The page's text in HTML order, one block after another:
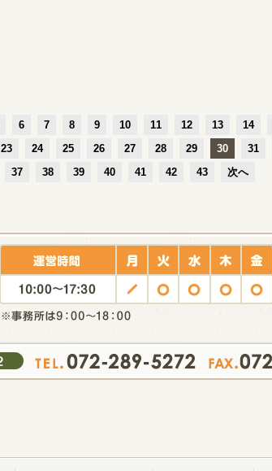
6 7 8 9 10 11 12 13 14
23 24 25 26 27 28 29 30 31
37 38 39 40 41 42 43 次へ